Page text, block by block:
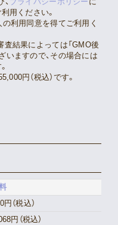
用ください。
の利用同意を得てご利用く
査結果によっては「GMO後
いますので、その場合には
円（税込）です。
円（税込）
円（税込）